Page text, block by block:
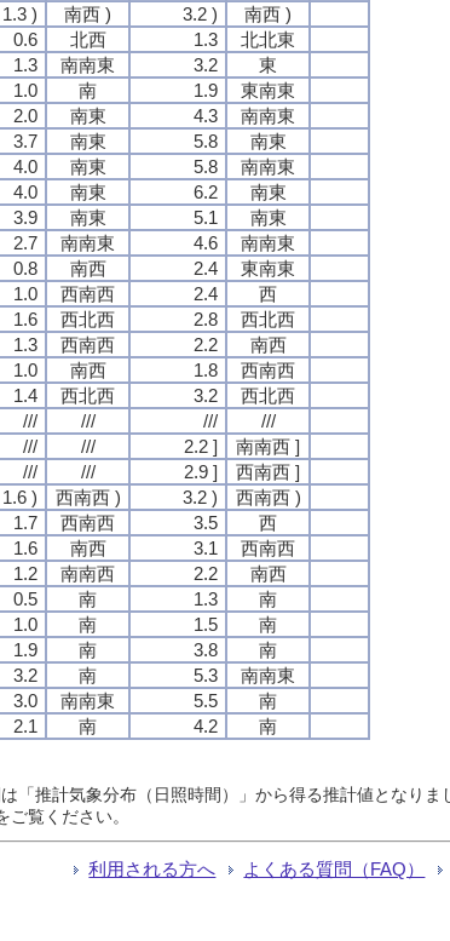
1.3 ) 南西 ) 3.2 )
南西 )
0.6 北西 1.3
北北東
1.3 南南東 3.2
東
1.0 南 1.9
東南東
2.0 南東 4.3
南南東
3.7 南東 5.8
南東
4.0 南東 5.8
南南東
4.0 南東 6.2
南東
3.9 南東 5.1
南東
2.7 南南東 4.6
南南東
0.8 南西 2.4
東南東
1.0 西南西 2.4
西
1.6 西北西 2.8
西北西
1.3 西南西 2.2
南西
1.0 南西 1.8
西南西
1.4 西北西 3.2
西北西
/// /// ///
///
/// /// 2.2 ]
南南西 ]
/// /// 2.9 ]
西南西 ]
1.6 ) 西南西 ) 3.2 )
西南西 )
1.7 西南西 3.5
西
1.6 南西 3.1
西南西
1.2 南南西 2.2
南西
0.5 南 1.3
南
1.0 南 1.5
南
1.9 南 3.8
南
3.2 南 5.3
南南東
3.0 南南東 5.5
南
2.1 南 4.2 南
「推計気象分布（日照時間）」から得る推計値となり
ご覧ください。
利用される方へ よくある質問（FAQ）